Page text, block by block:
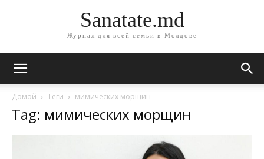
Sanatate.md
Журнал для всей семьи в Молдове
Домой Теги мимических морщин
Tag: мимических морщин